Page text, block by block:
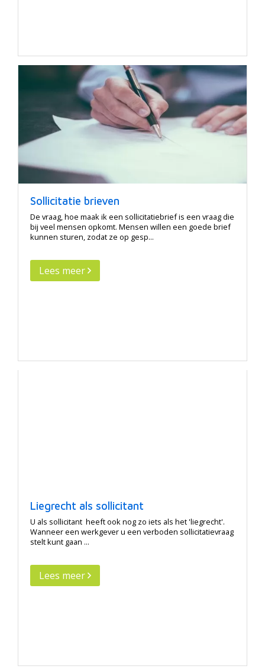
Sollicitatie brieven
De vraag, hoe maak ik een sollicitatiebrief is een vraag die
bij veel mensen opkomt. Mensen willen een goede brief
kunnen sturen, zodat ze op gesp...
Lees meer
Liegrecht als sollicitant
U als sollicitant heeft ook nog zo iets als het 'liegrecht'.
Wanneer een werkgever u een verboden sollicitatievraag
stelt kunt gaan ...
Lees meer